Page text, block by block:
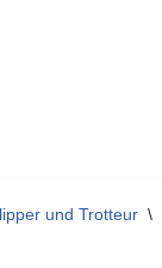
und Trotteur \